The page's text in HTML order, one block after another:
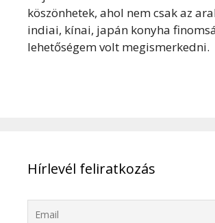
köszönhetek, ahol nem csak az
indiai, kínai, japán konyha
lehetőségem volt megismerkedni.
Hírlevél feliratkozás